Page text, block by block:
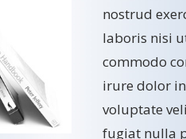
nostrud
laboris nisi
commodo
irure dolor
voluptate
fugiat nulla